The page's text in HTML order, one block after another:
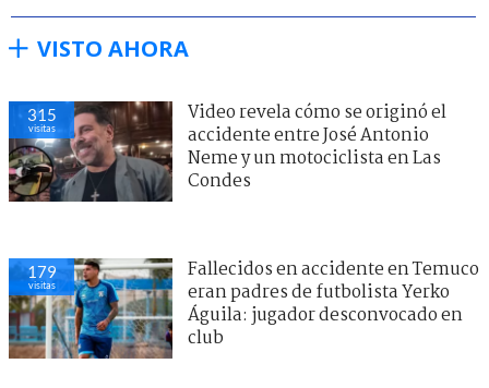
VISTO AHORA
315
visitas
Video revela cómo se originó el
accidente entre José Antonio
Neme y un motociclista en Las
Condes
179
visitas
Fallecidos en accidente en Temuco
eran padres de futbolista Yerko
Águila: jugador desconvocado en
club